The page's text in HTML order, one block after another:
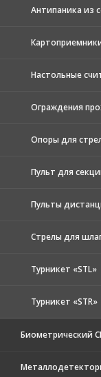
Антипаника из
Настольные
Ограждения
Опоры для
Пульт для
Пульты
Стрелы для
Турникет «STL»
Турникет «STR»
Биометрический